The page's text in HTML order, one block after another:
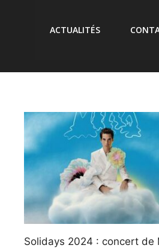
ACTUALITÉS
Solidays 2024 : concert de